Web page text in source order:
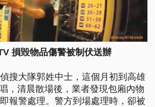
損毀物品傷警被制伏送辦
搜大隊郭姓中士，這個月初到高雄
，清晨散場後，業者發現包廂內物
報警處理。警方到場處理時，卻被